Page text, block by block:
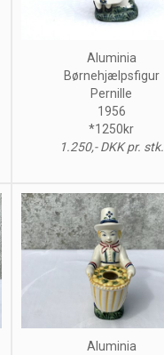
Aluminia
Børnehjælpsfigur
Pernille
1956
*1250kr
1.250,- DKK pr. stk.
Aluminia